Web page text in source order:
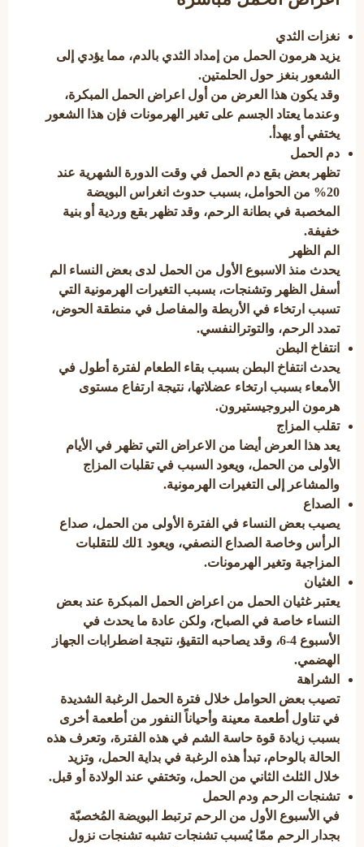
نغزات الثدي
يزيد هرمون الحمل من إمداد الثدي بالدم، مما يؤدي إلى
الشعور بنغز حول الحلمتين.
وقد يكون هذا العرض من أول اعراض الحمل المبكرة،
وعندما يعتاد الجسم على تغير الهرمونات فإن هذا الشعور
يختفي أو يهدأ.
دم الحمل
تظهر بعض بقع دم الحمل في وقت الدورة الشهرية عند
20% من الحوامل، بسبب حدوث انغراس البويضة
المخصبة في بطانة الرحم، وقد تظهر بقع وردية أو بنية
خفيفة.
الم الظهر
يحدث منذ الاسبوع الأول من الحمل لدى بعض النساء الم
أسفل الظهر وتشنجات، بسبب التغيرات الهرمونية التي
تسبب ارتخاء في الأربطة والمفاصل في منطقة الحوض،
تمدد الرحم، والتوترالنفسي.
انتفاخ البطن
يحدث انتفاخ البطن بسبب بقاء الطعام لفترة أطول في
الأمعاء بسبب ارتخاء عضلاتها، نتيجة ارتفاع مستوى
هرمون البروجيستيرون.
تقلب المزاج
يعد هذا العرض أيضا من الاعراض التي تظهر في الأيام
الأولى من الحمل، ويعود السبب في تقلبات المزاج
والمشاعر إلى التغيرات الهرمونية.
الصداع
يصيب بعض النساء في الفترة الأولى من الحمل، صداع
الرأس وخاصة الصداع النصفي، ويعود 1لك للتقلبات
المزاجية وتغير الهرمونات.
الغثيان
يعتبر غثيان الحمل من اعراض الحمل المبكرة عند بعض
النساء خاصة في الصباح، ولكن عادة ما يحدث في
الأسبوع 4-6، وقد يصاحبه التقيؤ، نتيجة اضطرابات الجهاز
الهضمي.
الشراهة
تصيب بعض الحوامل خلال فترة الحمل الرغبة الشديدة
في تناول أطعمة معينة وأحياناً النفور من أطعمة أخرى
بسبب زيادة قوة حاسة الشم في هذه الفترة، وتعرف هذه
الحالة بالوحام، تبدأ هذه الرغبة في بداية الحمل، وتزيد
خلال الثلث الثاني من الحمل، وتختفي عند الولادة أو قبل.
تشنجات الرحم ودم الحمل
في الأسبوع الأول من الرحم ترتبط البويضة المُخصبّة
بجدار الرحم ممّا يُسبب تشنجات تشبه تشنجات نزول